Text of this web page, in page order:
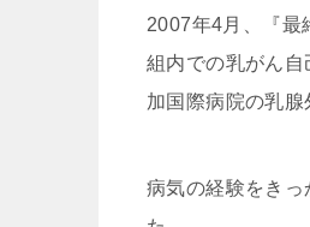
2007年4月、『最
組内での乳がん
加国際病院の乳
病気の経験をき